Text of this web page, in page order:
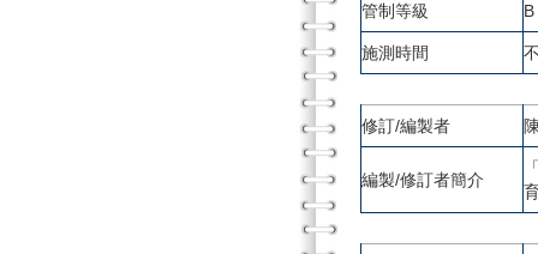
管制等級 B
施測時間
修訂/編製者
編製/修訂者簡介